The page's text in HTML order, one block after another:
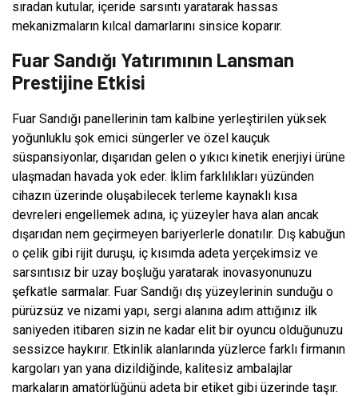
sıradan kutular, içeride sarsıntı yaratarak hassas
mekanizmaların kılcal damarlarını sinsice koparır.
Fuar Sandığı Yatırımının Lansman
Prestijine Etkisi
Fuar Sandığı panellerinin tam kalbine yerleştirilen yüksek
yoğunluklu şok emici süngerler ve özel kauçuk
süspansiyonlar, dışarıdan gelen o yıkıcı kinetik enerjiyi ürüne
ulaşmadan havada yok eder. İklim farklılıkları yüzünden
cihazın üzerinde oluşabilecek terleme kaynaklı kısa
devreleri engellemek adına, iç yüzeyler hava alan ancak
dışarıdan nem geçirmeyen bariyerlerle donatılır. Dış kabuğun
o çelik gibi rijit duruşu, iç kısımda adeta yerçekimsiz ve
sarsıntısız bir uzay boşluğu yaratarak inovasyonunuzu
şefkatle sarmalar. Fuar Sandığı dış yüzeylerinin sunduğu o
pürüzsüz ve nizami yapı, sergi alanına adım attığınız ilk
saniyeden itibaren sizin ne kadar elit bir oyuncu olduğunuzu
sessizce haykırır. Etkinlik alanlarında yüzlerce farklı firmanın
kargoları yan yana dizildiğinde, kalitesiz ambalajlar
markaların amatörlüğünü adeta bir etiket gibi üzerinde taşır.